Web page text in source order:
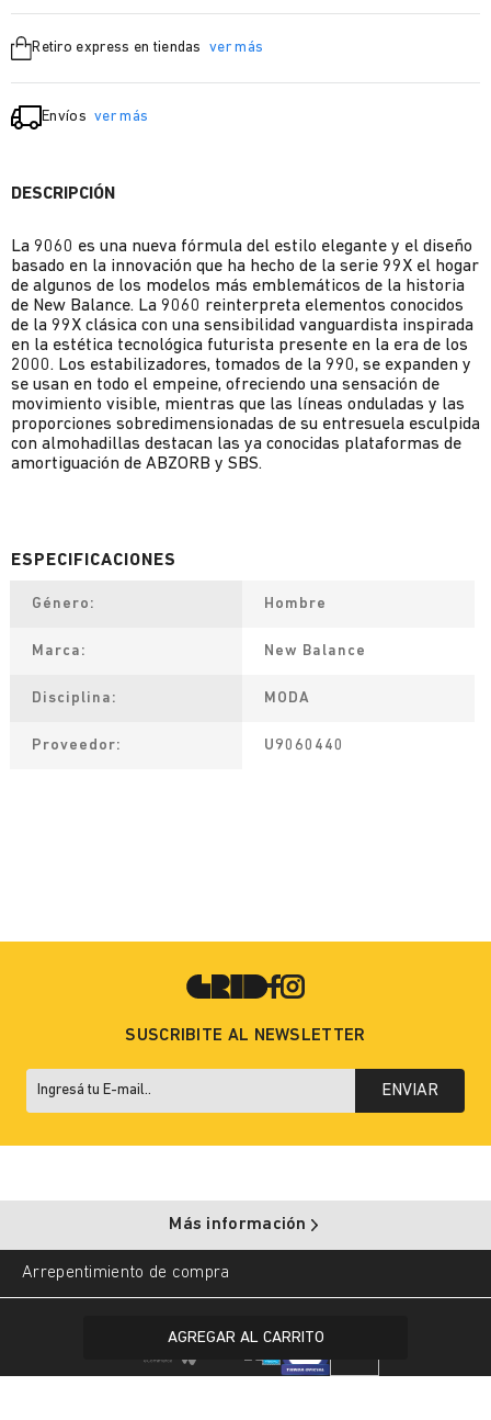
AGREGAR AL CARRITO
Retiro express en tiendas ver más
Envíos ver más
DESCRIPCIÓN
La 9060 es una nueva fórmula del estilo elegante y el diseño
basado en la innovación que ha hecho de la serie 99X el hogar
de algunos de los modelos más emblemáticos de la historia
de New Balance. La 9060 reinterpreta elementos conocidos
de la 99X clásica con una sensibilidad vanguardista inspirada
en la estética tecnológica futurista presente en la era de los
2000. Los estabilizadores, tomados de la 990, se expanden y
se usan en todo el empeine, ofreciendo una sensación de
movimiento visible, mientras que las líneas onduladas y las
proporciones sobredimensionadas de su entresuela esculpida
con almohadillas destacan las ya conocidas plataformas de
amortiguación de ABZORB y SBS.
Género Hombre
Marca New Balance
Disciplina MODA
Proveedor U9060440
SUSCRIBITE AL NEWSLETTER
ENVIAR
Más información
Arrepentimiento de compra